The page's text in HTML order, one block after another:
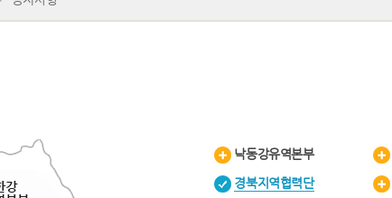
낙동강유역본부
경북지역협력단